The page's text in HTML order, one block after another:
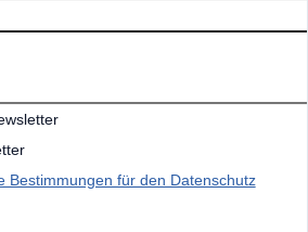
Bestimmungen für den Datenschutz